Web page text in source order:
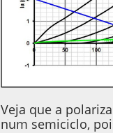
Veja que a
num semiciclo,